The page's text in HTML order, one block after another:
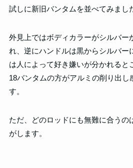
試しに新旧バンタムを並べてみまし
外見上ではボディカラーがシルバー
れ、逆にハンドルは黒からシルバー
は人によって好き嫌いが分かれると
18バンタムの方がアルミの削り出し
す。
ただ、どのロッドにも無難に合うの
がします。